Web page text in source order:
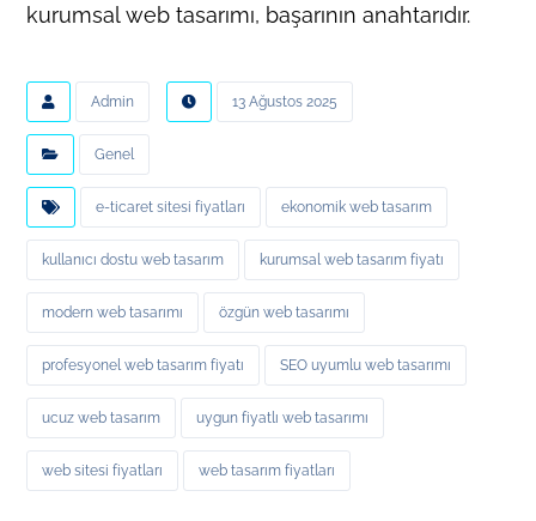
kurumsal web tasarımı, başarının anahtarıdır.
Admin 13 Ağustos 2025
Genel
e-ticaret sitesi fiyatları ekonomik web tasarım
kullanıcı dostu web tasarım kurumsal web tasarım fiyatı
modern web tasarımı özgün web tasarımı
profesyonel web tasarım fiyatı SEO uyumlu web tasarımı
ucuz web tasarım uygun fiyatlı web tasarımı
web sitesi fiyatları web tasarım fiyatları